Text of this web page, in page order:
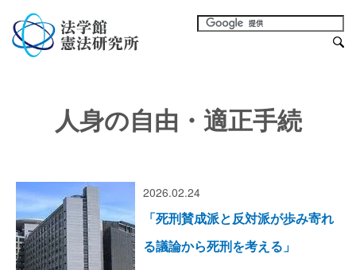
人身の自由・適正手続
2026.02.24
「死刑賛成派と反対派が歩み寄れ
る議論から死刑を考える」